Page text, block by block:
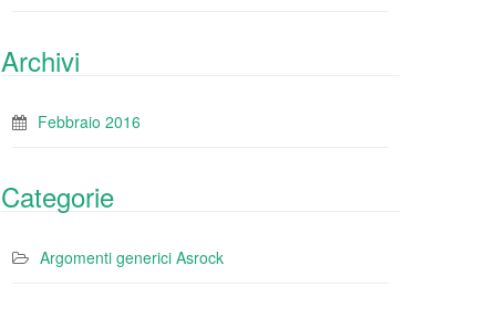
Archivi
Febbraio 2016
Categorie
Argomenti generici Asrock